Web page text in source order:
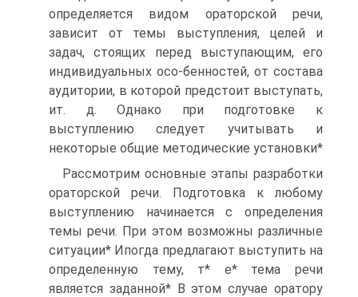
определяется видом ораторской речи,
зависит от темы выступления, целей и
задач, стоящих перед выступающим, его
индивидуальных осо-бенностей, от состава
аудитории, в которой предстоит выступать,
ит. д. Однако при подготовке к
выступлению следует учитывать и
некоторые общие методические установки*
Рассмотрим основные этапы разработки
ораторской речи. Подготовка к любому
выступлению начинается с определения
темы речи. При этом возможны различные
ситуации* Ипогда предлагают выступить на
определенную тему, т* е* тема речи
является заданной* В этом случае оратору